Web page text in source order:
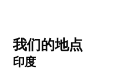
我们的地点
印度